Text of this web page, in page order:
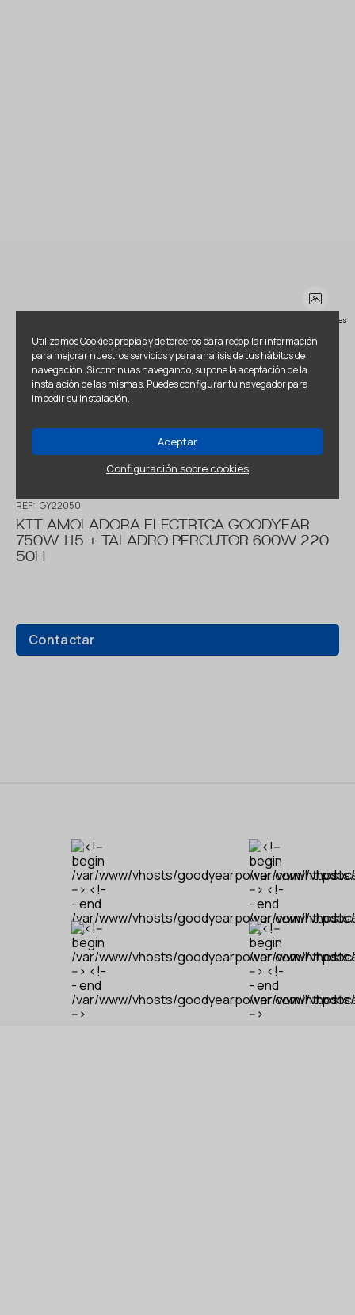
Utilizamos Cookies propias y de terceros para recopilar información
para mejorar nuestros servicios y para análisis de tus hábitos de
navegación. Si continuas navegando, supone la aceptación de la
instalación de las mismas. Puedes configurar tu navegador para
impedir su instalación.
Aceptar
Configuración sobre cookies
REF: GY22050
KIT AMOLADORA ELECTRICA GOODYEAR
750W 115 + TALADRO PERCUTOR 600W 220
50H
Contactar
Ver más imágenes